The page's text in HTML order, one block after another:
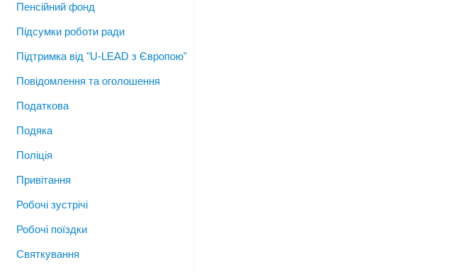
Пенсійний фонд
Підсумки роботи ради
Підтримка від "U-LEAD з Європою"
Повідомлення та оголошення
Податкова
Подяка
Поліція
Привітання
Робочі зустрічі
Робочі поїздки
Святкування